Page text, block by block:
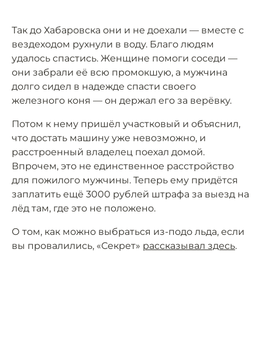
Так до Хабаровска они и не доехали — вместе с
вездеходом рухнули в воду. Благо людям
удалось спастись. Женщине помоги соседи —
они забрали её всю промокшую, а мужчина
долго сидел в надежде спасти своего
железного коня — он держал его за верёвку.
Потом к нему пришёл участковый и объяснил,
что достать машину уже невозможно, и
расстроенный владелец поехал домой.
Впрочем, это не единственное расстройство
для пожилого мужчины. Теперь ему придётся
заплатить ещё 3000 рублей штрафа за выезд на
лёд там, где это не положено.
О том, как можно выбраться из-подо льда, если
вы провалились, «Секрет» рассказывал здесь.